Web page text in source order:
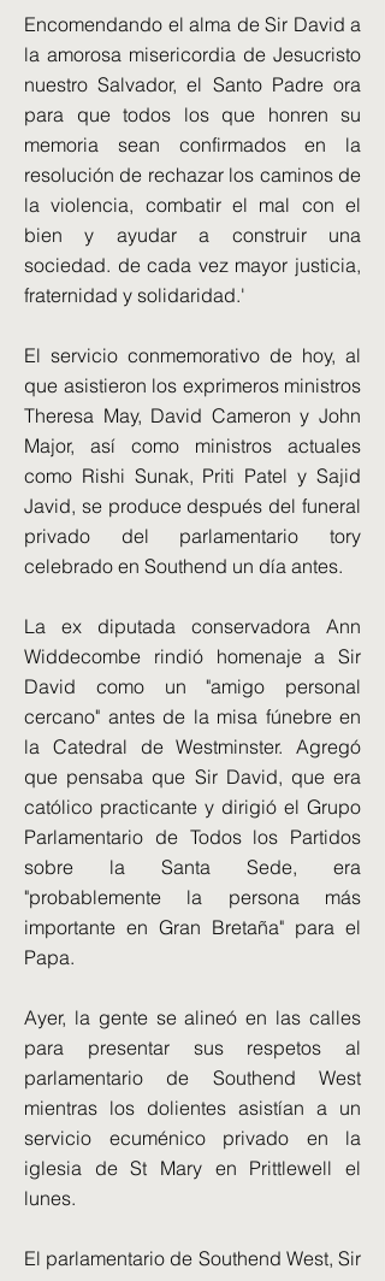
Encomendando el alma de Sir David a
la amorosa misericordia de Jesucristo
nuestro Salvador, el Santo Padre ora
para que todos los que honren su
memoria sean confirmados en la
resolución de rechazar los caminos de
la violencia, combatir el mal con el
bien y ayudar a construir una
sociedad. de cada vez mayor justicia,
fraternidad y solidaridad.'
El servicio conmemorativo de hoy, al
que asistieron los exprimeros ministros
Theresa May, David Cameron y John
Major, así como ministros actuales
como Rishi Sunak, Priti Patel y Sajid
Javid, se produce después del funeral
privado del parlamentario tory
celebrado en Southend un día antes.
La ex diputada conservadora Ann
Widdecombe rindió homenaje a Sir
David como un "amigo personal
cercano" antes de la misa fúnebre en
la Catedral de Westminster. Agregó
que pensaba que Sir David, que era
católico practicante y dirigió el Grupo
Parlamentario de Todos los Partidos
sobre la Santa Sede, era
"probablemente la persona más
importante en Gran Bretaña" para el
Papa.
Ayer, la gente se alineó en las calles
para presentar sus respetos al
parlamentario de Southend West
mientras los dolientes asistían a un
servicio ecuménico privado en la
iglesia de St Mary en Prittlewell el
lunes.
El parlamentario de Southend West, Sir